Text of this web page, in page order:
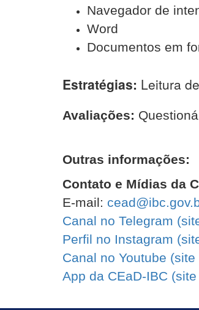
Navegador de
Word
Documentos em
Estratégias: Leitura
Avaliações:
Outras informações:
Contato e Mídias da
E-mail:
Canal no Telegram (
Perfil no Instagram (
Canal no Youtube (site
App da CEaD-IBC (site